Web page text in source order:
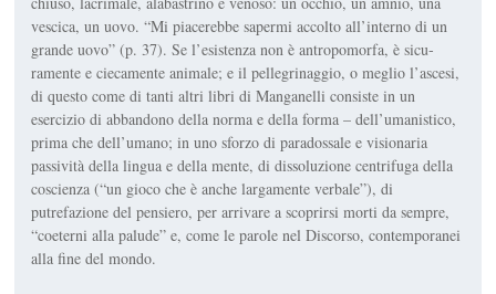
vescica, un uovo. “Mi piacerebbe sapermi accolto all’in­terno di un
grande uovo” (p. 37). Se l’esistenza non è antropomorfa, è sicu­
ramente e ciecamente animale; e il pellegrinaggio, o meglio l’ascesi,
di questo come di tanti altri libri di Man­ganelli consiste in un
esercizio di ab­bandono della norma e della forma – dell’umanistico,
prima che dell’uma­no; in uno sforzo di paradossale e visionaria
passività della lingua e del­la mente, di dissoluzione centrifuga della
coscienza (“un gioco che è anche largamente verbale”), di
putrefazione del pensiero, per arrivare a scoprirsi morti da sempre,
“coeterni alla palu­de” e, come le parole nelDiscorso, con­temporanei
alla fine del mondo.